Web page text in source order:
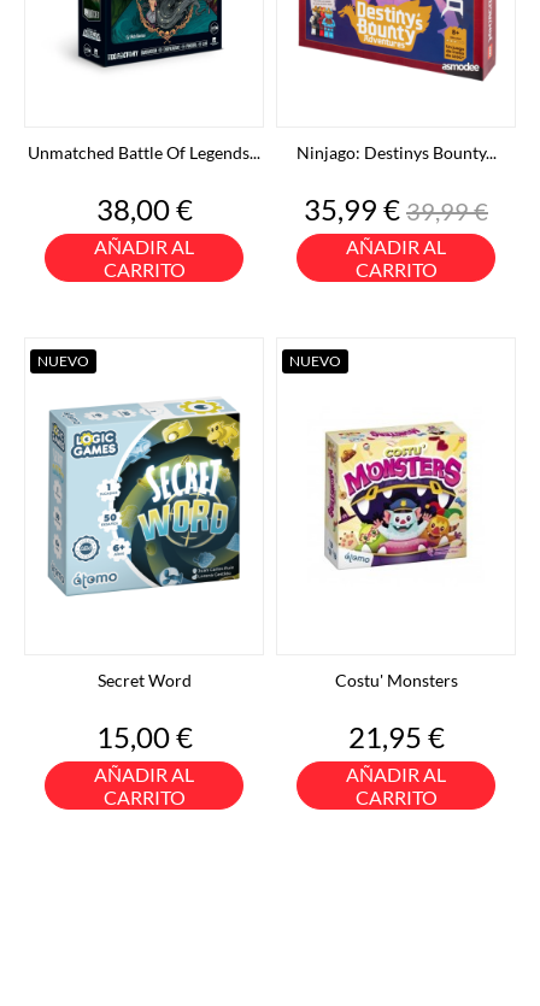
Unmatched Battle Of Legends...
Precio
38,00 €
AÑADIR AL
CARRITO
Ninjago: Destinys Bounty...
Precio
35,99 €Precio
base
39,99 €
AÑADIR AL
CARRITO
Secret Word
Precio
15,00 €
AÑADIR AL
CARRITO
NUEVO
Costu' Monsters
Precio
21,95 €
AÑADIR AL
CARRITO
NUEVO